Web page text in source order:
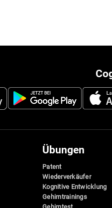
Übungen
Patent
Wiederverkäufer
Kognitive Entwicklung
Gehirntrainings